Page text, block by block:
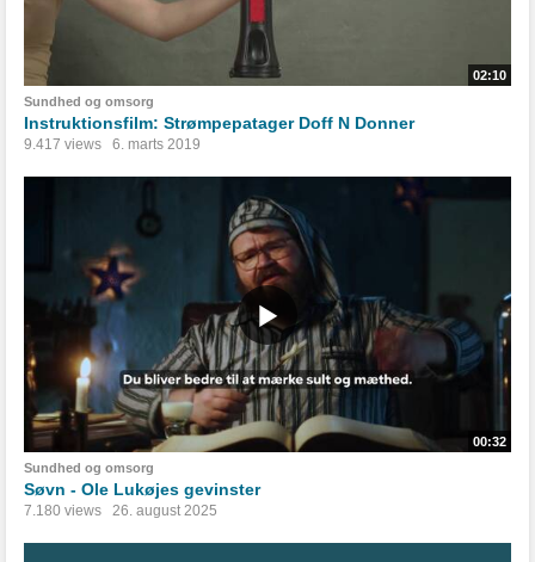
02:10
Sundhed og omsorg
Instruktionsfilm: Strømpepatager Doff N Donner
9.417 views 6. marts 2019
00:32
Sundhed og omsorg
Søvn - Ole Lukøjes gevinster
7.180 views 26. august 2025